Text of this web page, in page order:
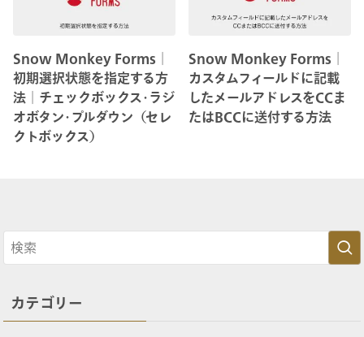
Snow Monkey Forms│
初期選択状態を指定する方
法│チェックボックス･ラジ
オボタン･プルダウン（セレ
クトボックス）
Snow Monkey Forms│
カスタムフィールドに記載
したメールアドレスをCCま
たはBCCに送付する方法
カテゴリー